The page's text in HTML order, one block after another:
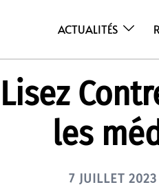
ACTUALITÉS
Lisez
les
7 JUILLET 2023